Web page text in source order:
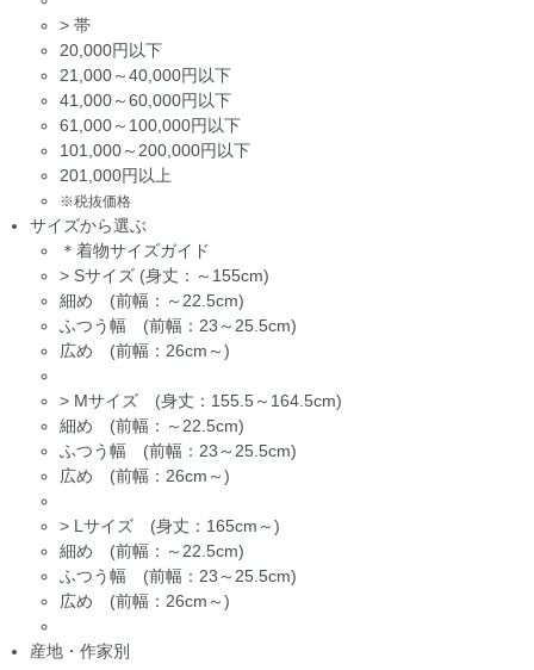
> 帯
20,000円以下
21,000～40,000円以下
41,000～60,000円以下
61,000～100,000円以下
101,000～200,000円以下
201,000円以上
※税抜価格
サイズから選ぶ
＊着物サイズガイド
> Sサイズ (身丈：～155cm)
細め (前幅：～22.5cm)
ふつう幅 (前幅：23～25.5cm)
広め (前幅：26cm～)
> Mサイズ (身丈：155.5～164.5cm)
細め (前幅：～22.5cm)
ふつう幅 (前幅：23～25.5cm)
広め (前幅：26cm～)
> Lサイズ (身丈：165cm～)
細め (前幅：～22.5cm)
ふつう幅 (前幅：23～25.5cm)
広め (前幅：26cm～)
産地・作家別